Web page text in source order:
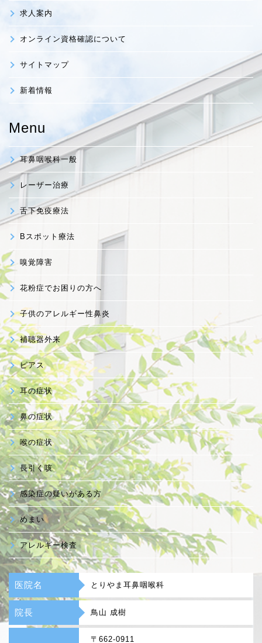
求人案内
オンライン資格確認について
サイトマップ
新着情報
Menu
耳鼻咽喉科一般
レーザー治療
舌下免疫療法
Bスポット療法
嗅覚障害
花粉症でお困りの方へ
子供のアレルギー性鼻炎
補聴器外来
ピアス
耳の症状
鼻の症状
喉の症状
長引く咳
感染症の疑いがある方
めまい
アレルギー検査
医院名 とりやま耳鼻咽喉科
院長 鳥山 成樹
〒662-0911